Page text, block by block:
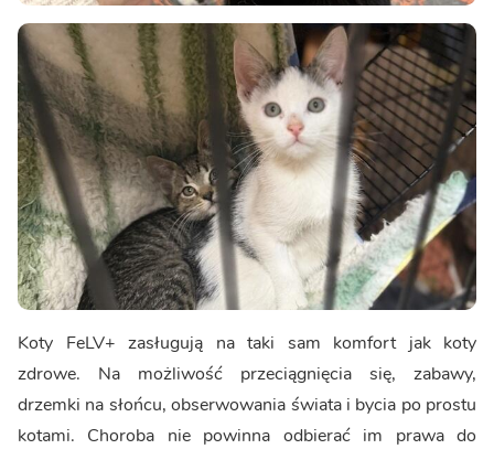
Koty FeLV+ zasługują na taki sam komfort jak koty
zdrowe. Na możliwość przeciągnięcia się, zabawy,
drzemki na słońcu, obserwowania świata i bycia po prostu
kotami. Choroba nie powinna odbierać im prawa do